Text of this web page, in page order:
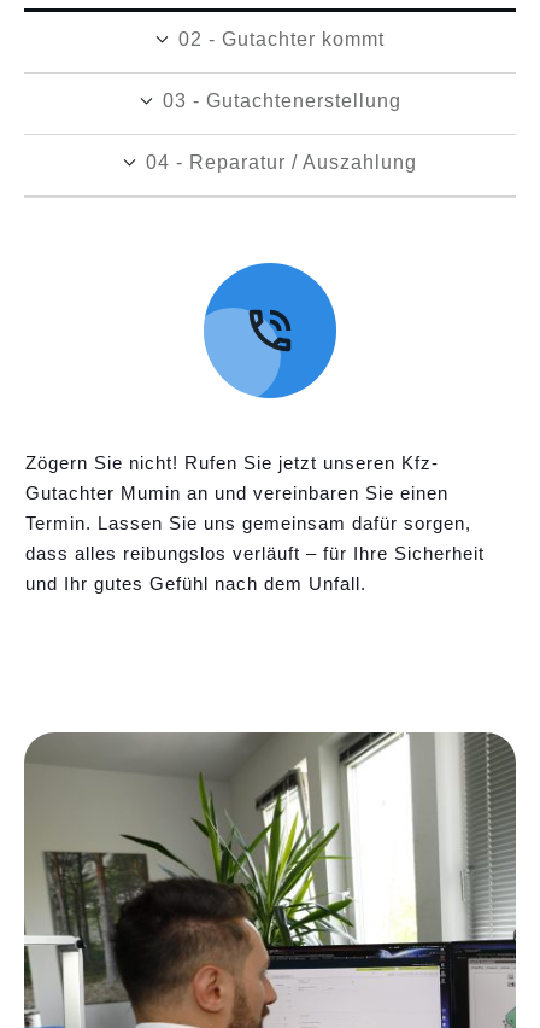
02 - Gutachter kommt
03 - Gutachtenerstellung
04 - Reparatur / Auszahlung
Zögern Sie nicht! Rufen Sie jetzt unseren Kfz-
Gutachter Mumin an und vereinbaren Sie einen
Termin. Lassen Sie uns gemeinsam dafür sorgen,
dass alles reibungslos verläuft – für Ihre Sicherheit
und Ihr gutes Gefühl nach dem Unfall.